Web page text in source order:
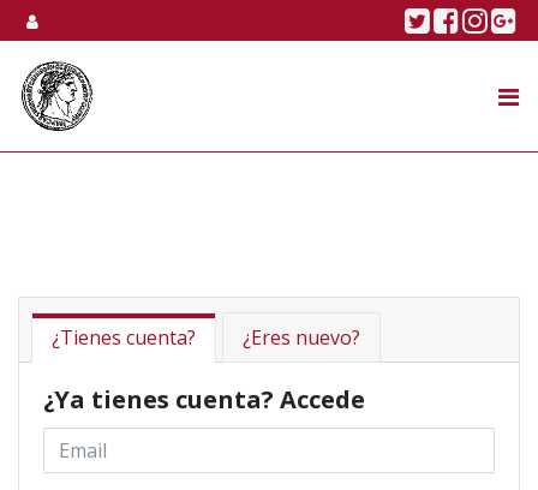
Skip to content Twitter
¿Tienes cuenta? ¿Eres nuevo?
¿Ya tienes cuenta? Accede
Email *
TIENDA ONLINE